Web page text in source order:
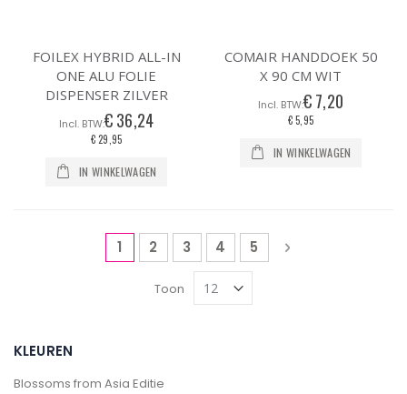
FOILEX HYBRID ALL-IN
ONE ALU FOLIE
DISPENSER ZILVER
€ 36,24
€ 29,95
IN WINKELWAGEN
COMAIR HANDDOEK 50
X 90 CM WIT
€ 7,20
€ 5,95
IN WINKELWAGEN
Pagina
U lees momenteel pagina
1 Pagina
2 Pagina
3 Pagina
4 Pagina
5 Pagina
Volgende
Toon
KLEUREN
Blossoms from Asia Editie